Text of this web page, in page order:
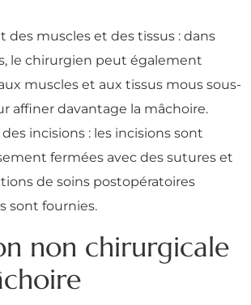
des muscles et des tissus : dans
le chirurgien peut également
muscles et aux tissus mous sous-
affiner davantage la mâchoire.
incisions : les incisions sont
fermées avec des sutures et
de soins postopératoires
sont fournies.
non chirurgicale